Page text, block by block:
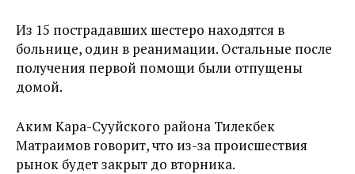
Из 15 пострадавших шестеро находятся в
больнице, один в реанимации. Остальные после
получения первой помощи были отпущены
домой.
Аким Кара-Сууйского района Тилекбек
Матраимов говорит, что из-за происшествия
рынок будет закрыт до вторника.